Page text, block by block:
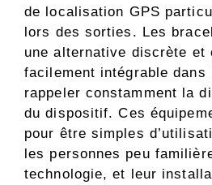
de localisation GPS
lors des sorties. Les
une alternative discrète et
facilement intégrable dans
rappeler constamment la
du dispositif. Ces
pour être simples
les personnes peu
technologie, et leur